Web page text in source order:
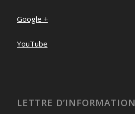
Google +
YouTube
LETTRE D’INFORMATION